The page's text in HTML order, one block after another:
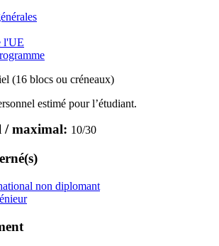
l'UE
(16 blocs ou créneaux)
estimé pour l’étudiant.
/ maximal: 10/30
non diplomant